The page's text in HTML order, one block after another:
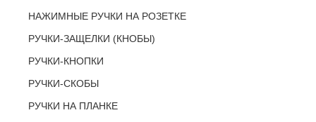
НАЖИМНЫЕ РУЧКИ НА РОЗЕТКЕ
РУЧКИ-ЗАЩЕЛКИ (КНОБЫ)
РУЧКИ-КНОПКИ
РУЧКИ-СКОБЫ
РУЧКИ НА ПЛАНКЕ